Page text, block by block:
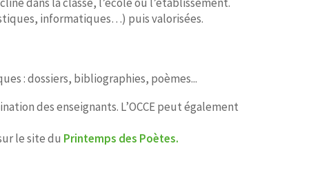
informatiques…) puis valorisées.
: dossiers, bibliographies, poèmes...
des enseignants. L’OCCE peut également
le site du Printemps des Poètes.